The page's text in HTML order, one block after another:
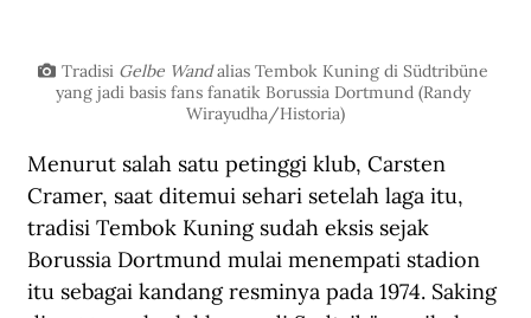
Tradisi Gelbe Wand alias Tembok Kuning di Südtribüne
yang jadi basis fans fanatik Borussia Dortmund (Randy
Wirayudha/Historia)
Menurut salah satu petinggi klub, Carsten
Cramer, saat ditemui sehari setelah laga itu,
tradisi Tembok Kuning sudah eksis sejak
Borussia Dortmund mulai menempati stadion
itu sebagai kandang resminya pada 1974. Saking